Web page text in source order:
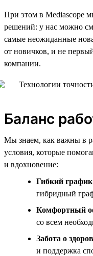
При этом в Mediascope
решений: у нас можно
самые неожиданные
от новичков, и не
компании.
Баланс
Мы знаем, как важны в
условия, которые
и вдохновение:
Гибкий
гибридный
Комфортный
со всем
Забота о
и поддержка